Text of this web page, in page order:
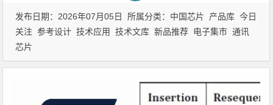
发布日期：2026年07月05日 所属分类： 中国芯片 产品库 今日
关注 参考设计 技术应用 技术文库 新品推荐 电子集市 通讯
芯片